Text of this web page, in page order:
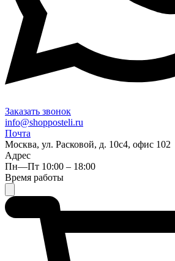
Заказать звонок
info@shopposteli.ru
Почта
Москва, ул. Расковой, д. 10с4, офис 102
Адрес
Пн—Пт 10:00 – 18:00
Время работы